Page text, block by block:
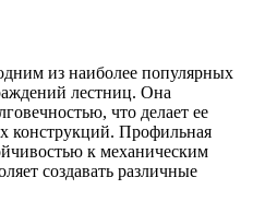
Круг
латунный
(пруток)
Лента
латунная
Лист
Задвижки
чугунные
Группы
Ванны и
из наиболее популярных
лестниц. Она
что делает ее
конструкций. Профильная
к механическим
создавать различные